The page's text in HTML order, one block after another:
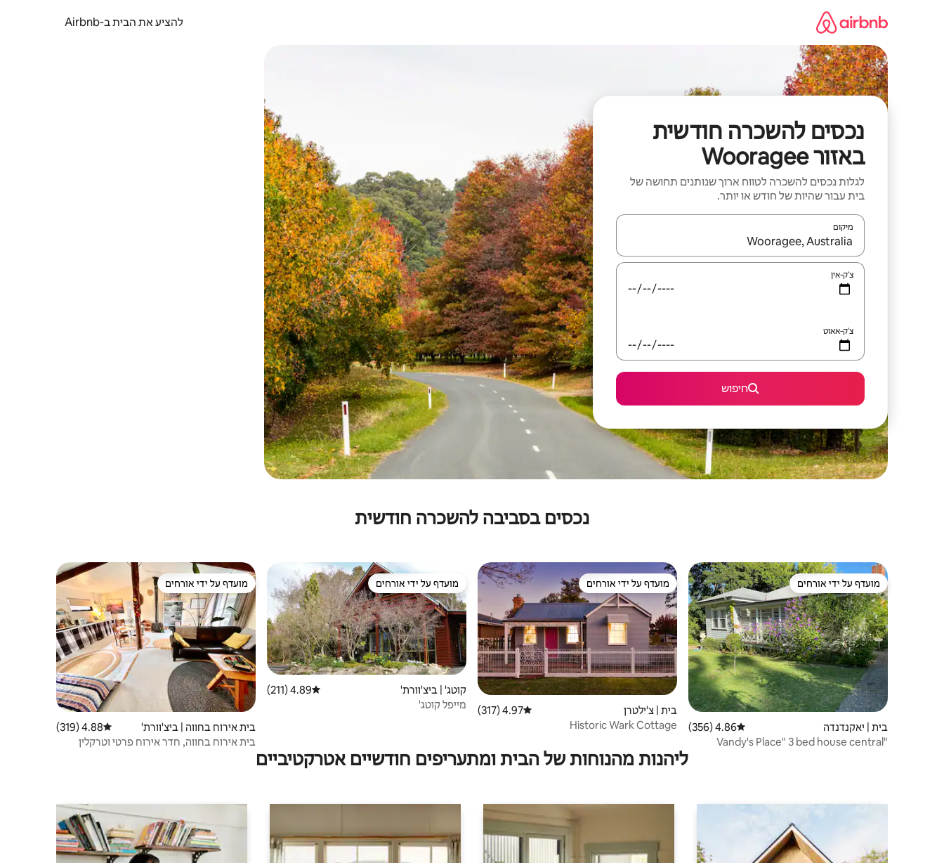
להציע את הבית ב-Airbnb
נכסים להשכרה חודשית
באזור Wooragee
לגלות נכסים להשכרה לטווח ארוך שנותנים תחושה של
בית עבור שהיות של חודש או יותר.
מיקום
כאשר התוצאות יהיו זמינות, יש לנווט עם מקשי החיצים למעלה ולמטה או לעיין בעזרת תנועות מגע או החלקה.
צ'ק-אין
צ'ק-אאוט
חיפוש
נכסים בסביבה להשכרה חודשית
מועדף על ידי אורחים
מועדף על ידי אורחים
בית | יאקנדנדה דירוג ממוצע של 4.86 מתוך 5, 356 ביקורות
4.86 (356)
"Vandy's Place" 3 bed house central
מועדף על ידי אורחים
מועדף על ידי אורחים
בית | צ'ילטרן דירוג ממוצע של 4.97 מתוך 5, 317 ביקורות
4.97 (317)
Historic Wark Cottage
מועדף על ידי אורחים
מועדף על ידי אורחים
קוטג' | ביצ'וורת' דירוג ממוצע של 4.89 מתוך 5, 211 ביקורות
4.89 (211)
מייפל קוטג'
מועדף על ידי אורחים
מועדף על ידי אורחים
בית אירוח בחווה | ביצ'וורת' דירוג ממוצע של 4.88 מתוך 5, 319 ביקורות
4.88 (319)
בית אירוח בחווה, חדר אירוח פרטי וטרקלין
ליהנות מהנוחות של הבית ומתעריפים חודשיים אטרקטיביים